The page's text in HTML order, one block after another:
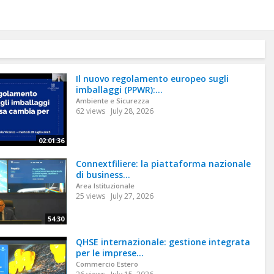
02:01:36
Il nuovo regolamento europeo sugli
imballaggi (PPWR):...
Ambiente e Sicurezza
62 views July 28, 2026
54:30
Connextfiliere: la piattaforma nazionale
di business...
Area Istituzionale
25 views July 27, 2026
QHSE internazionale: gestione integrata
per le imprese...
Commercio Estero